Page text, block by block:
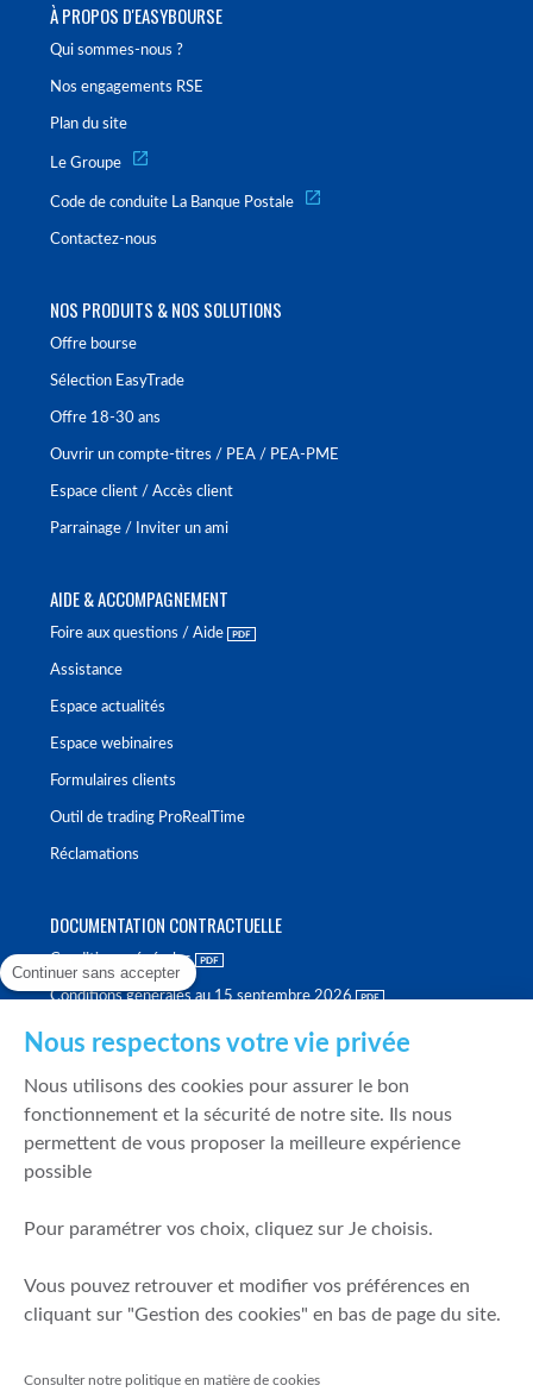
À PROPOS D'EASYBOURSE
Qui sommes-nous ?
Nos engagements RSE
Plan du site
Le Groupe
Code de conduite La Banque Postale
Contactez-nous
NOS PRODUITS & NOS SOLUTIONS
Offre bourse
Sélection EasyTrade
Offre 18-30 ans
Ouvrir un compte-titres / PEA / PEA-PME
Espace client / Accès client
Parrainage / Inviter un ami
AIDE & ACCOMPAGNEMENT
Foire aux questions / Aide
Assistance
Espace actualités
Espace webinaires
Formulaires clients
Outil de trading ProRealTime
Réclamations
DOCUMENTATION CONTRACTUELLE
Conditions générales
Conditions générales au 15 septembre 2026
Politique de meilleure sélection
Politique de durabilité
Fonds de garantie des dépôts et de résolution
Mentions légales
Prévention de la fraude
Continuer sans accepter
Nous respectons votre vie privée
Nous utilisons des cookies pour assurer le bon
fonctionnement et la sécurité de notre site. Ils nous
permettent de vous proposer la meilleure expérience
possible
Pour paramétrer vos choix, cliquez sur Je choisis.
Vous pouvez retrouver et modifier vos préférences en
cliquant sur "Gestion des cookies" en bas de page du site.
Consulter notre politique en matière de cookies